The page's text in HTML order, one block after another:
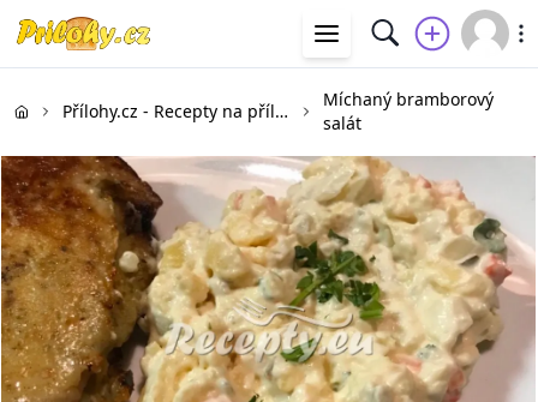
Přílohy.cz - Recepty na přílohy
Míchaný bramborový
salát